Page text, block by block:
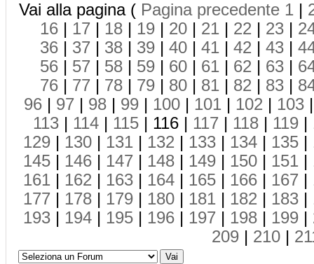
Vai alla pagina ( Pagina precedente 1 |
16 | 17 | 18 | 19 | 20 | 21 | 22 | 23 |
36 | 37 | 38 | 39 | 40 | 41 | 42 | 43 |
56 | 57 | 58 | 59 | 60 | 61 | 62 | 63 |
76 | 77 | 78 | 79 | 80 | 81 | 82 | 83 |
96 | 97 | 98 | 99 | 100 | 101 | 102 | 103
113 | 114 | 115 | 116 | 117 | 118 | 119 |
129 | 130 | 131 | 132 | 133 | 134 | 135 |
145 | 146 | 147 | 148 | 149 | 150 | 151 |
161 | 162 | 163 | 164 | 165 | 166 | 167 |
177 | 178 | 179 | 180 | 181 | 182 | 183 |
193 | 194 | 195 | 196 | 197 | 198 | 199 |
209 | 210 |